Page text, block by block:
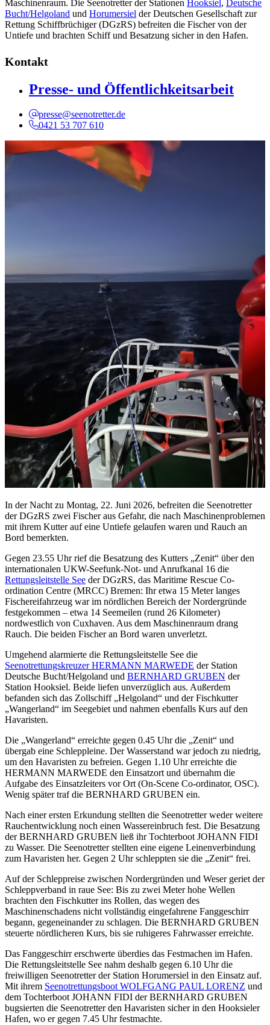
Maschinenraum. Die Seenotretter der Stationen Hooksiel, Deutsche
Bucht/Helgoland und Horumersiel der Deutschen Gesellschaft zur
Rettung Schiffbrüchiger (DGzRS) befreiten die Fischer von der
Untiefe und brachten Schiff und Besatzung sicher in den Hafen.
Kontakt
Presse- und Öffentlichkeitsarbeit
presse@seenotretter.de
0421 53 707 610
In der Nacht zu Montag, 22. Juni 2026, befreiten die Seenotretter
der DGzRS zwei Fischer aus Gefahr, die nach Maschinenproblemen
mit ihrem Kutter auf eine Untiefe gelaufen waren und Rauch an
Bord bemerkten.
Gegen 23.55 Uhr rief die Besatzung des Kutters „Zenit“ über den
internationalen UKW-Seefunk-Not- und Anrufkanal 16 die
Rettungsleitstelle See der DGzRS, das Maritime Rescue Co-
ordination Centre (MRCC) Bremen: Ihr etwa 15 Meter langes
Fischereifahrzeug war im nördlichen Bereich der Nordergründe
festgekommen – etwa 14 Seemeilen (rund 26 Kilometer)
nordwestlich von Cuxhaven. Aus dem Maschinenraum drang
Rauch. Die beiden Fischer an Bord waren unverletzt.
Umgehend alarmierte die Rettungsleitstelle See die
Seenotrettungskreuzer HERMANN MARWEDE der Station
Deutsche Bucht/Helgoland und BERNHARD GRUBEN der
Station Hooksiel. Beide liefen unverzüglich aus. Außerdem
befanden sich das Zollschiff „Helgoland“ und der Fischkutter
„Wangerland“ im Seegebiet und nahmen ebenfalls Kurs auf den
Havaristen.
Die „Wangerland“ erreichte gegen 0.45 Uhr die „Zenit“ und
übergab eine Schleppleine. Der Wasserstand war jedoch zu niedrig,
um den Havaristen zu befreien. Gegen 1.10 Uhr erreichte die
HERMANN MARWEDE den Einsatzort und übernahm die
Aufgabe des Einsatzleiters vor Ort (On-Scene Co-ordinator, OSC).
Wenig später traf die BERNHARD GRUBEN ein.
Nach einer ersten Erkundung stellten die Seenotretter weder weitere
Rauchentwicklung noch einen Wassereinbruch fest. Die Besatzung
der BERNHARD GRUBEN ließ ihr Tochterboot JOHANN FIDI
zu Wasser. Die Seenotretter stellten eine eigene Leinenverbindung
zum Havaristen her. Gegen 2 Uhr schleppten sie die „Zenit“ frei.
Auf der Schleppreise zwischen Nordergründen und Weser geriet der
Schleppverband in raue See: Bis zu zwei Meter hohe Wellen
brachten den Fischkutter ins Rollen, das wegen des
Maschinenschadens nicht vollständig eingefahrene Fanggeschirr
begann, gegeneinander zu schlagen. Die BERNHARD GRUBEN
steuerte nördlicheren Kurs, bis sie ruhigeres Fahrwasser erreichte.
Das Fanggeschirr erschwerte überdies das Festmachen im Hafen.
Die Rettungsleitstelle See nahm deshalb gegen 6.10 Uhr die
freiwilligen Seenotretter der Station Horumersiel in den Einsatz auf.
Mit ihrem Seenotrettungsboot WOLFGANG PAUL LORENZ und
dem Tochterboot JOHANN FIDI der BERNHARD GRUBEN
bugsierten die Seenotretter den Havaristen sicher in den Hooksieler
Hafen, wo er gegen 7.45 Uhr festmachte.